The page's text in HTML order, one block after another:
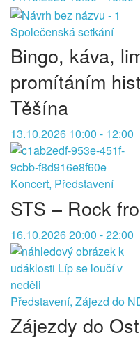
Společenská setkání
Bingo, káva,
promítáním
Těšína
13.10.2026 10:00 - 12:00
Koncert, Představení
STS – Rock
16.10.2026 20:00 - 22:00
Představení, Zájezd do
Zájezdy do